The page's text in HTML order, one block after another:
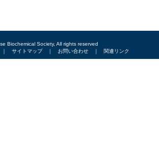
Biochemical Society, All rights reserved
サイトマップ｜ お問い合わせ ｜ 関連リンク